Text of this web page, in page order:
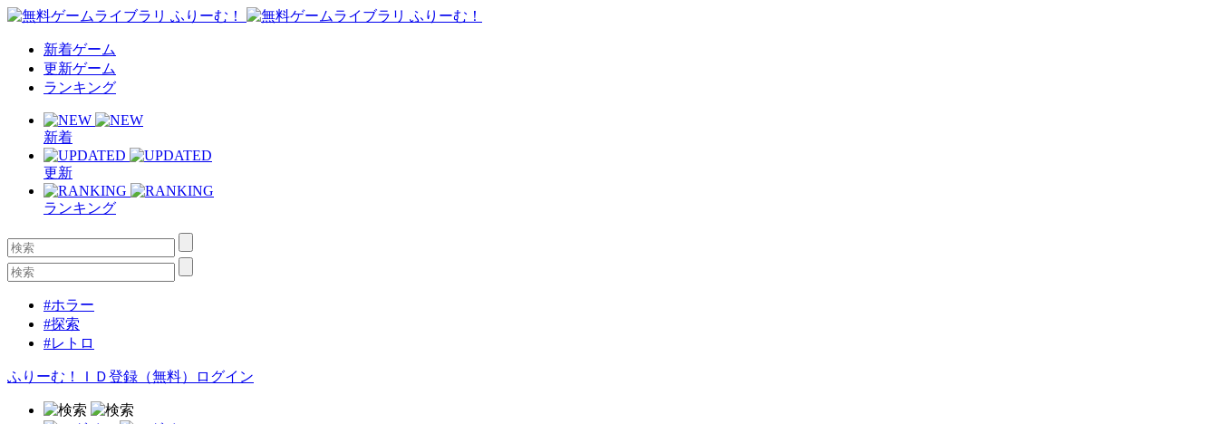
新着ゲーム
更新ゲーム
ランキング
新着
更新
ランキング
#ホラー
#探索
#レトロ
ふりーむ！ＩＤ登録（無料） ログイン